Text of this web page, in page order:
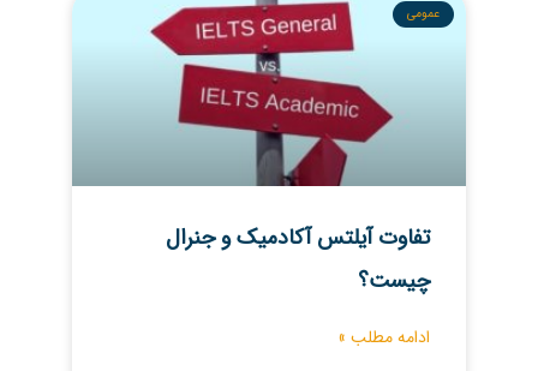
عمومی
تفاوت آیلتس آکادمیک و جنرال
چیست؟
ادامه مطلب »